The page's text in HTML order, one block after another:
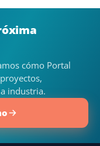
cómo Portal
industria.